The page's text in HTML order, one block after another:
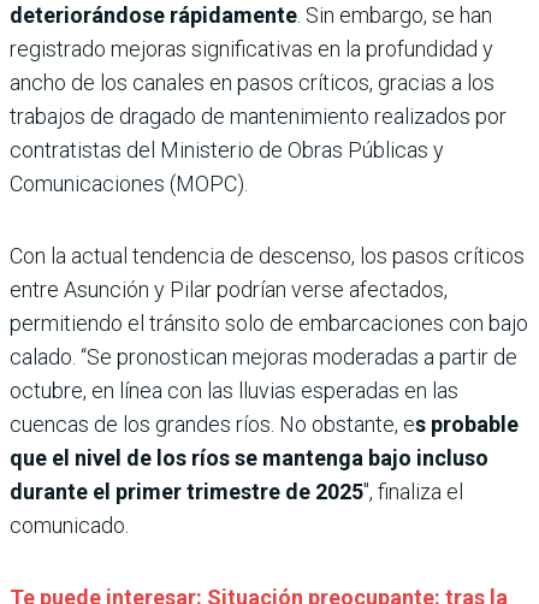
deteriorándose rápidamente . Sin embargo, se han
registrado mejoras significativas en la profundidad y
ancho de los canales en pasos críticos, gracias a los
trabajos de dragado de mantenimiento realizados por
contratistas del Ministerio de Obras Públicas y
Comunicaciones (MOPC).
Con la actual tendencia de descenso, los pasos críticos
entre Asunción y Pilar podrían verse afectados,
permitiendo el tránsito solo de embarcaciones con bajo
calado. “Se pronostican mejoras moderadas a partir de
octubre, en línea con las lluvias esperadas en las
cuencas de los grandes ríos. No obstante, es probable
que el nivel de los ríos se mantenga bajo incluso
durante el primer trimestre de 2025″, finaliza el
comunicado.
Te puede interesar: Situación preocupante: tras la